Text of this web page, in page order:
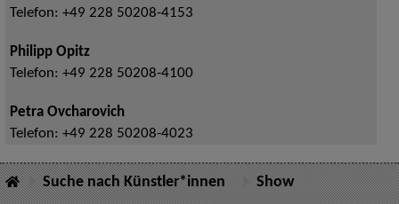
Telefon: +49 228 50208-4153
Philipp Opitz
Telefon: +49 228 50208-4100
Petra Ovcharovich
Telefon: +49 228 50208-4023
Suche nach Künstler*innen Show